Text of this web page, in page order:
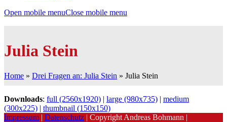
Open mobile menuClose mobile menu
Julia Stein
Home » Drei Fragen an: Julia Stein » Julia Stein
Downloads: full (2560x1920) | large (980x735) | medium
(300x225) | thumbnail (150x150)
Impressum | Datenschutz | Copyright Andreas Bohmann |